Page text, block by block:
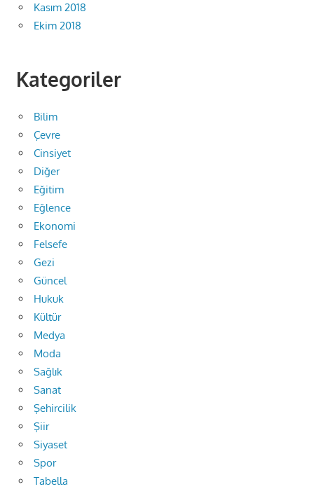
Kasım 2018
Ekim 2018
Kategoriler
Bilim
Çevre
Cinsiyet
Diğer
Eğitim
Eğlence
Ekonomi
Felsefe
Gezi
Güncel
Hukuk
Kültür
Medya
Moda
Sağlık
Sanat
Şehircilik
Şiir
Siyaset
Spor
Tabella